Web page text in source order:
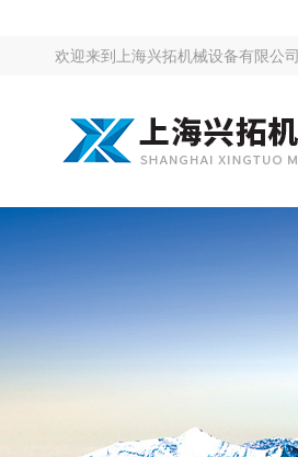
欢迎来到 上海兴拓机械设备有限公司